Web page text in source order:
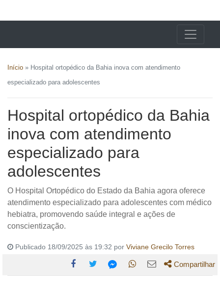
Início » Hospital ortopédico da Bahia inova com atendimento
especializado para adolescentes
Hospital ortopédico da Bahia
inova com atendimento
especializado para
adolescentes
O Hospital Ortopédico do Estado da Bahia agora oferece
atendimento especializado para adolescentes com médico
hebiatra, promovendo saúde integral e ações de
conscientização.
Publicado 18/09/2025 às 19:32 por Viviane Grecilo Torres
Compartilhar